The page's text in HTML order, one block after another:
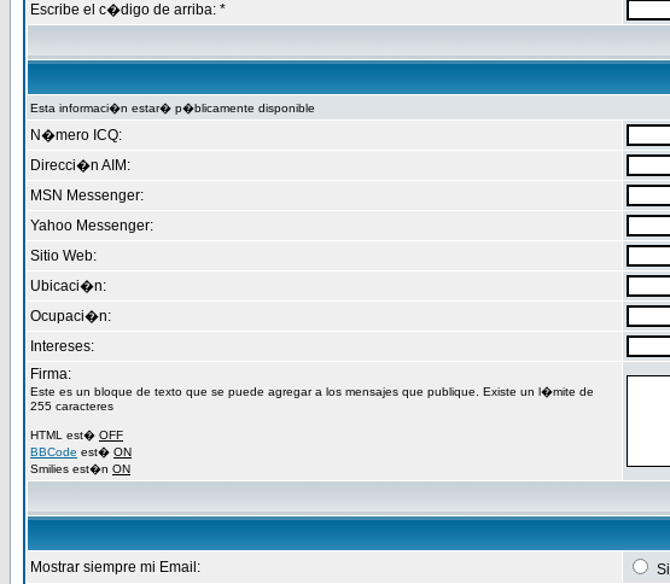
Escribe el c�digo de arriba: *
Esta informaci�n estar� p�blicamente disponible
N�mero ICQ:
Direcci�n AIM:
MSN Messenger:
Yahoo Messenger:
Sitio Web:
Ubicaci�n:
Ocupaci�n:
Intereses:
Firma:
Este es un bloque de texto que se puede agregar a los mensajes que publique. Existe un l�mite de
255 caracteres
HTML est� OFF
BBCode est� ON
Smilies est�n ON
Mostrar siempre mi Email: Si